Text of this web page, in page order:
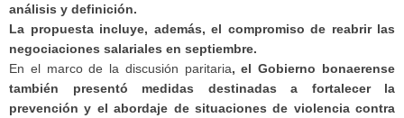
análisis y definición.
La propuesta incluye, además, el compromiso de reabrir las
negociaciones salariales en septiembre.
En el marco de la discusión paritaria, el Gobierno bonaerense
también presentó medidas destinadas a fortalecer la
prevención y el abordaje de situaciones de violencia contra